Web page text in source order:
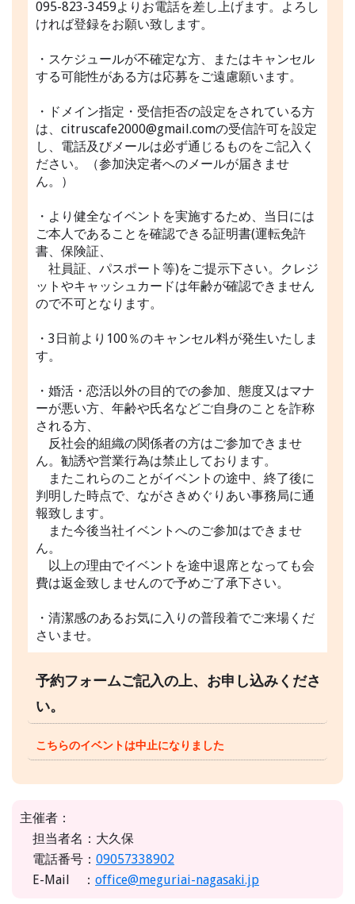
095-823-3459よりお電話を差し上げます。よろし
ければ登録をお願い致します。
・スケジュールが不確定な方、またはキャンセル
する可能性がある方は応募をご遠慮願います。
・ドメイン指定・受信拒否の設定をされている方
は、citruscafe2000@gmail.comの受信許可を設定
し、電話及びメールは必ず通じるものをご記入く
ださい。（参加決定者へのメールが届きませ
ん。）
・より健全なイベントを実施するため、当日には
ご本人であることを確認できる証明書(運転免許
書、保険証、
社員証、パスポート等)をご提示下さい。クレジ
ットやキャッシュカードは年齢が確認できません
ので不可となります。
・3日前より100％のキャンセル料が発生いたしま
す。
・婚活・恋活以外の目的での参加、態度又はマナ
ーが悪い方、年齢や氏名などご自身のことを詐称
される方、
反社会的組織の関係者の方はご参加できませ
ん。勧誘や営業行為は禁止しております。
またこれらのことがイベントの途中、終了後に
判明した時点で、ながさきめぐりあい事務局に通
報致します。
また今後当社イベントへのご参加はできませ
ん。
以上の理由でイベントを途中退席となっても会
費は返金致しませんので予めご了承下さい。
・清潔感のあるお気に入りの普段着でご来場くだ
さいませ。
予約フォームご記入の上、お申し込みくださ
い。
こちらのイベントは中止になりました
主催者：
担当者名：大久保
電話番号： 09057338902
E-Mail ： office@meguriai-nagasaki.jp